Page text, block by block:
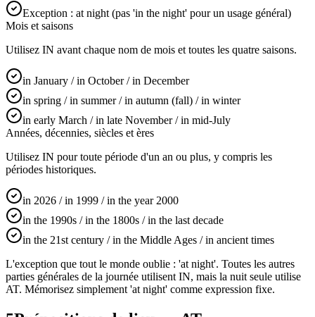
Exception : at night (pas 'in the night' pour un usage général)
Mois et saisons
Utilisez IN avant chaque nom de mois et toutes les quatre saisons.
in January / in October / in December
in spring / in summer / in autumn (fall) / in winter
in early March / in late November / in mid-July
Années, décennies, siècles et ères
Utilisez IN pour toute période d'un an ou plus, y compris les
périodes historiques.
in 2026 / in 1999 / in the year 2000
in the 1990s / in the 1800s / in the last decade
in the 21st century / in the Middle Ages / in ancient times
L'exception que tout le monde oublie : 'at night'. Toutes les autres
parties générales de la journée utilisent IN, mais la nuit seule utilise
AT. Mémorisez simplement 'at night' comme expression fixe.